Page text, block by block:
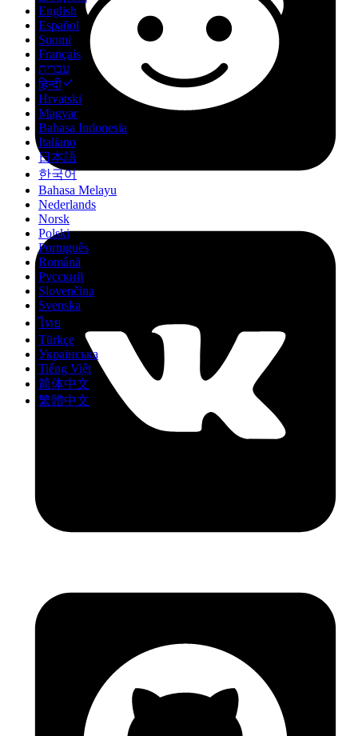
English
Español
Suomi
Français
עברית
हिन्दी
Hrvatski
Magyar
Bahasa Indonesia
Italiano
日本語
한국어
Bahasa Melayu
Nederlands
Norsk
Polski
Português
Română
Русский
Slovenčina
Svenska
ไทย
Türkçe
Українська
Tiếng Việt
简体中文
繁體中文